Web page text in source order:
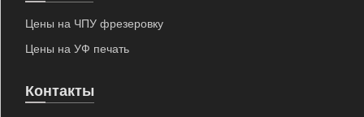
Цены на ЧПУ фрезеровку
Цены на УФ печать
Контакты